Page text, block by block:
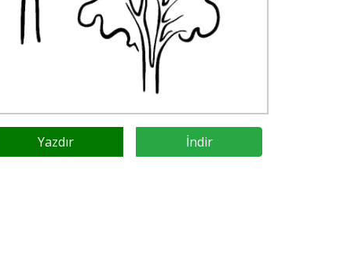
Yazdır İndir